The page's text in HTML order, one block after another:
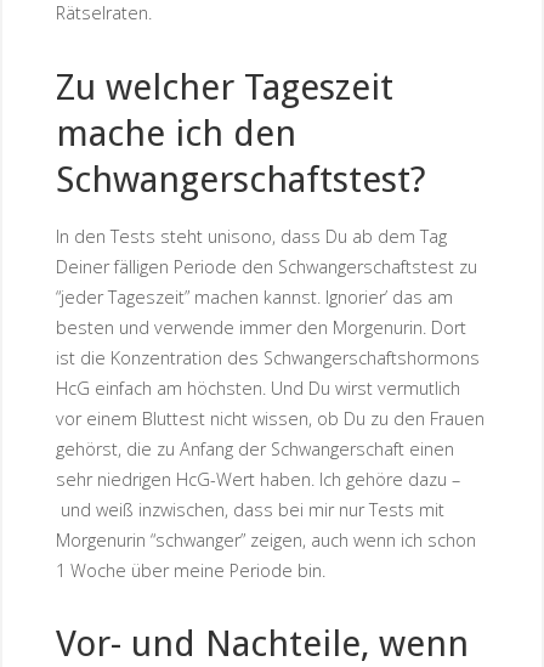
Rätselraten.
Zu welcher Tageszeit
mache ich den
Schwangerschaftstest?
In den Tests steht unisono, dass Du ab dem Tag
Deiner fälligen Periode den Schwangerschaftstest zu
“jeder Tageszeit” machen kannst. Ignorier’ das am
besten und verwende immer den Morgenurin. Dort
ist die Konzentration des Schwangerschaftshormons
HcG einfach am höchsten. Und Du wirst vermutlich
vor einem Bluttest nicht wissen, ob Du zu den Frauen
gehörst, die zu Anfang der Schwangerschaft einen
sehr niedrigen HcG-Wert haben. Ich gehöre dazu –
und weiß inzwischen, dass bei mir nur Tests mit
Morgenurin “schwanger” zeigen, auch wenn ich schon
1 Woche über meine Periode bin.
Vor- und Nachteile, wenn